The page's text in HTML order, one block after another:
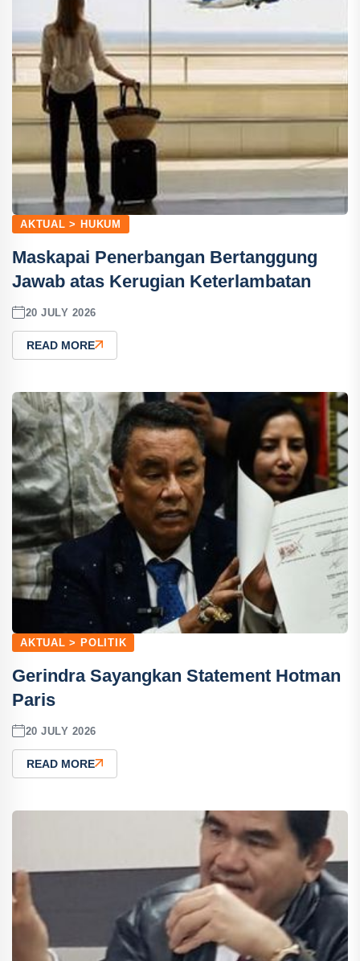
AKTUAL > HUKUM
Maskapai Penerbangan Bertanggung
Jawab atas Kerugian Keterlambatan
20 JULY 2026
READ MORE
AKTUAL > POLITIK
Gerindra Sayangkan Statement Hotman
Paris
20 JULY 2026
READ MORE